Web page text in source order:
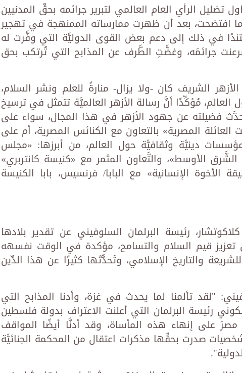
تضليل الرأي العام العالمي لتبرير جرائمه بحقِّ المدنيين
ما افتضحت، بعد أن ظهرت ممارساته الممنهجة في تهجير
في ذلك إلى دعم بعض القوى الدوليَّة التي وفَّرت له
جرائمَه، وغضَّتِ الطَّرف عن المذابح التي تُرتكب بحق
الشريف كان -ولا يزال- منارةً للعلم ونشر السلام،
مُؤكِّدًا أنَّ رسالة الأزهر العالميَّة تتمثل في ترسيخ
فضيلته عن جهود الأزهر في هذا المجال، سواء على
المصرية» بالتعاون مع الكنائس المصرية، أم على
دينيَّة وثقافيَّة حول العالم، من أبرزها: «مجلس
الأوسط»، والتَّعاون المثمر مع «كنيسة كانتربري»
الأخوة الإنسانية» مع البابا/ فرنسيس، بابا الكنيسة
رئيسة البرلمان السلوفيني عن تقدير بلادها
تعزيز قيم السلام والتسامح، مؤكدة في الوقت نفسهه
والتاريخ الإسلامي، وتَحدُّثها كثيرًا عن هذا الدِّين
"لقد تألمنا لما يحدث في غزة، وأدنا المذابح التي
رئيسة البرلمان التي أعلنت الاعتراف بدولة فلسطين
على إنهاء هذه المأساة، وقد أدنَّا أيضًا المواقف
صدرت بحقِّها مذكرات اعتقال من المحكمة الجنائيَّة